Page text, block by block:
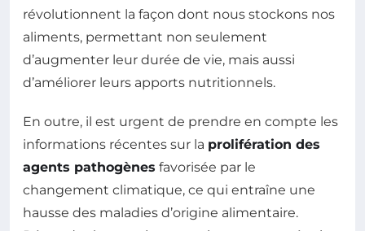
révolutionnent la façon dont nous stockons nos
aliments, permettant non seulement
d’augmenter leur durée de vie, mais aussi
d’améliorer leurs apports nutritionnels.
En outre, il est urgent de prendre en compte les
informations récentes sur la prolifération des
agents pathogènes favorisée par le
changement climatique, ce qui entraîne une
hausse des maladies d’origine alimentaire.